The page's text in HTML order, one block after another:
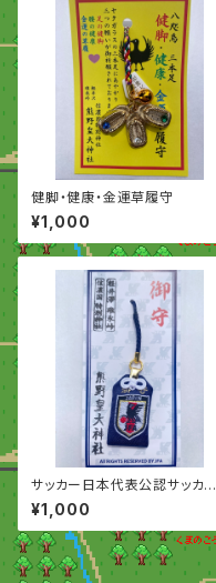
健脚・健康・金運草履守
¥1,000
サッカー日本代表公認サッカー
守り
¥1,000